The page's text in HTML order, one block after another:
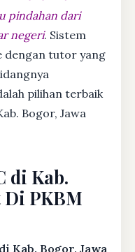
pindahan dari
negeri. Sistem
dengan tutor yang
pilihan terbaik
Bogor, Jawa
di Kab.
Di PKBM
di Kab. Bogor, Jawa